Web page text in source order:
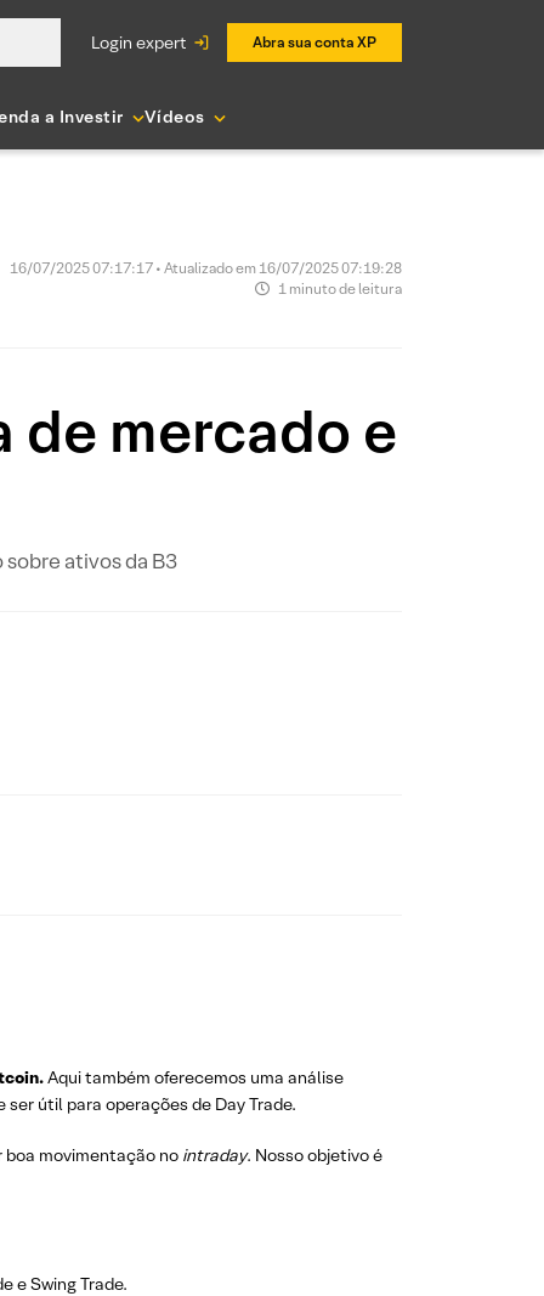
login expert Abra sua conta XP
a Investir Vídeos
16/07/2025 07:17:17 • Atualizado em 16/07/2025 07:19:28
1 minuto de leitura
de mercado e
ativos da B3
Aqui também oferecemos uma análise
útil para operações de Day Trade.
movimentação no intraday. Nosso objetivo é
e Swing Trade.